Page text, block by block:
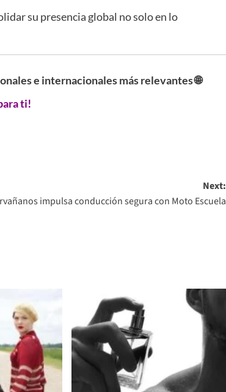
su presencia global no solo en lo
e internacionales más relevantes 🌐
ti!
Next:
impulsa conducción segura con Moto Escuela